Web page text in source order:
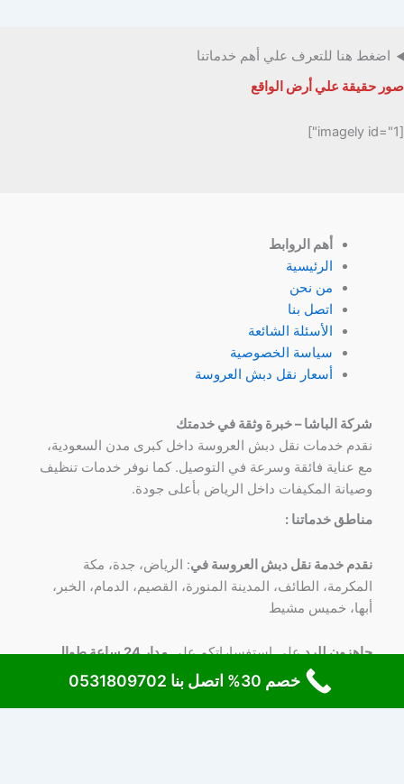
اضغط هنا للتعرف علي أهم خدماتنا
صور حقيقة علي أرض الواقع
[imagely id="1"]
أهم الروابط
الرئيسية
من نحن
اتصل بنا
الأسئلة الشائعة
سياسة الخصوصية
أسعار نقل دبش العروسة
شركة الباشا – خبرة وثقة في خدمتك
نقدم خدمات نقل دبش العروسة داخل كبرى مدن السعودية،
مع عناية فائقة وسرعة في التوصيل. كما نوفر خدمات تنظيف
وصيانة المكيفات داخل الرياض بأعلى جودة.
مناطق خدماتنا :
نقدم خدمة نقل دبش العروسة في: الرياض، جدة، مكة
المكرمة، الطائف، المدينة المنورة، القصيم، الدمام، الخبر،
أبها، خميس مشيط
جاهزون للردعلي استفساراتكم علي
مدار 24 ساعة طوال
علي رقم 0531809702
خصم 30% اتصل بنا 0531809702